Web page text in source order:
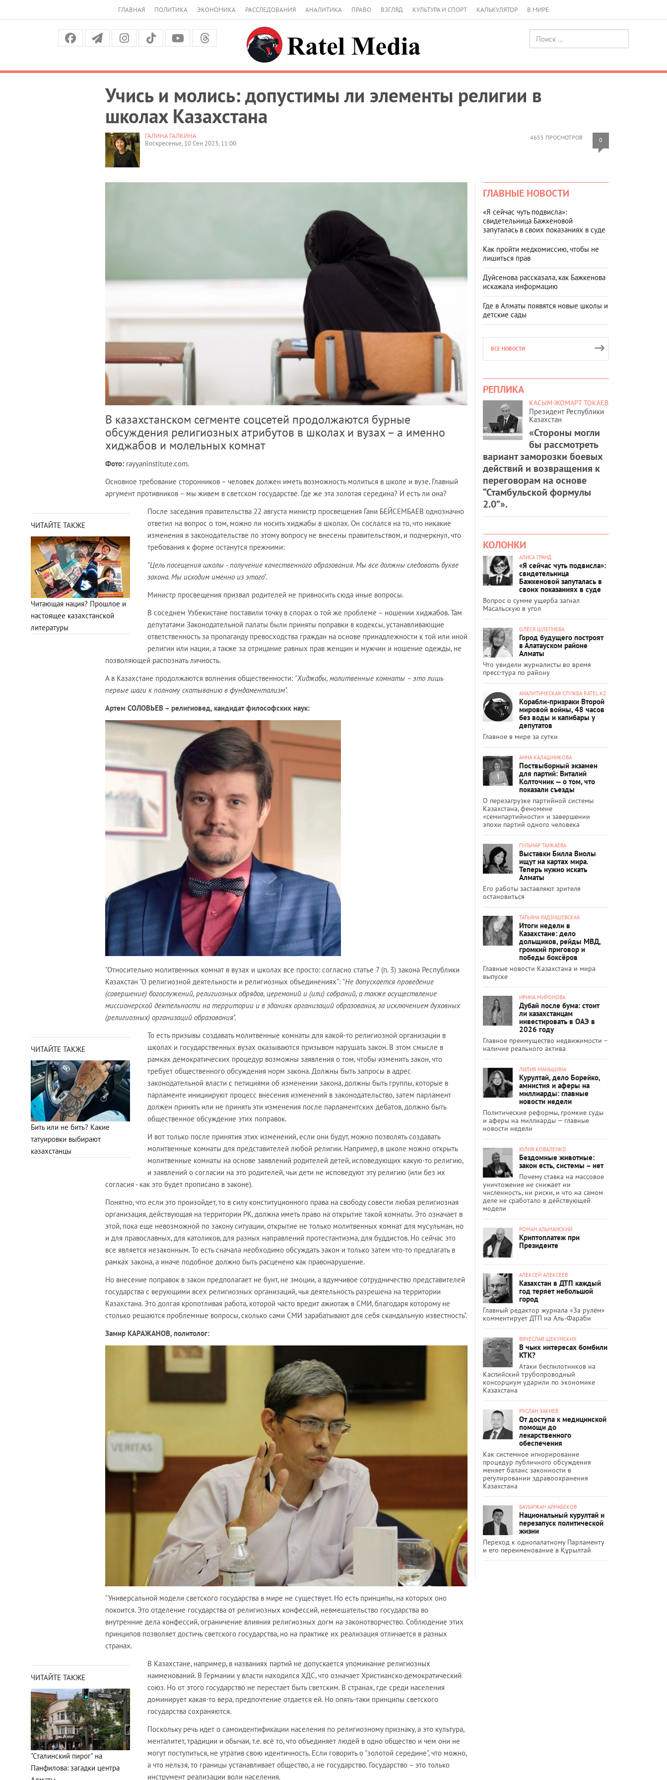
ГЛАВНАЯ ПОЛИТИКА ЭКОНОМИКА РАССЛЕДОВАНИЯ АНАЛИТИКА ПРАВО ВЗГЛЯД КУЛЬТУРА И СПОРТ КАЛЬКУЛЯТОР В МИРЕ
Учись и молись: допустимы ли элементы религии в
школах Казахстана
4655 ПРОСМОТРОВ 0
ГАЛИНА ГАЛКИНА
Воскресенье, 10 Сен 2023, 11:00
В казахстанском сегменте соцсетей продолжаются бурные
обсуждения религиозных атрибутов в школах и вузах – а именно
хиджабов и молельных комнат
Фото: rayyaninstitute.com.
Основное требование сторонников – человек должен иметь возможность молиться в школе и вузе. Главный
аргумент противников – мы живем в светском государстве. Где же эта золотая середина? И есть ли она?
ЧИТАЙТЕ ТАКЖЕ
Читающая нация? Прошлое и
настоящее казахстанской
литературы
После заседания правительства 22 августа министр просвещения Гани БЕЙСЕМБАЕВ однозначно
ответил на вопрос о том, можно ли носить хиджабы в школах. Он сослался на то, что никакие
изменения в законодательстве по этому вопросу не внесены правительством, и подчеркнул, что
требования к форме останутся прежними:
"Цель посещения школы - получение качественного образования. Мы все должны следовать букве
закона. Мы исходим именно из этого".
Министр просвещения призвал родителей не привносить сюда иные вопросы.
В соседнем Узбекистане поставили точку в спорах о той же проблеме – ношении хиджабов. Там
депутатами Законодательной палаты были приняты поправки в кодексы, устанавливающие
ответственность за пропаганду превосходства граждан на основе принадлежности к той или иной
религии или нации, а также за отрицание равных прав женщин и мужчин и ношение одежды, не
позволяющей распознать личность.
А в Казахстане продолжаются волнения общественности: "Хиджабы, молитвенные комнаты – это лишь
первые шаги к полному скатыванию в фундаментализм".
Артем СОЛОВЬЕВ – религиовед, кандидат философских наук:
"Относительно молитвенных комнат в вузах и школах все просто: согласно статье 7 (п. 3) закона Республики
Казахстан "О религиозной деятельности и религиозных объединениях": "Не допускается проведение
(совершение) богослужений, религиозных обрядов, церемоний и (или) собраний, а также осуществление
миссионерской деятельности на территории и в зданиях организаций образования, за исключением духовных
(религиозных) организаций образования".
ЧИТАЙТЕ ТАКЖЕ
Бить или не бить? Какие
татуировки выбирают
казахстанцы
То есть призывы создавать молитвенные комнаты для какой-то религиозной организации в
школах и государственных вузах оказываются призывом нарушать закон. В этом смысле в
рамках демократических процедур возможны заявления о том, чтобы изменить закон, что
требует общественного обсуждения норм закона. Должны быть запросы в адрес
законодательной власти с петициями об изменении закона, должны быть группы, которые в
парламенте инициируют процесс внесения изменений в законодательство, затем парламент
должен принять или не принять эти изменения после парламентских дебатов, должно быть
общественное обсуждение этих поправок.
И вот только после принятия этих изменений, если они будут, можно позволять создавать
молитвенные комнаты для представителей любой религии. Например, в школе можно открыть
молитвенные комнаты на основе заявлений родителей детей, исповедующих какую-то религию,
и заявлений о согласии на это родителей, чьи дети не исповедуют эту религию (или без их
согласия - как это будет прописано в законе).
Понятно, что если это произойдет, то в силу конституционного права на свободу совести любая религиозная
организация, действующая на территории РК, должна иметь право на открытие такой комнаты. Это означает в
этой, пока еще невозможной по закону ситуации, открытие не только молитвенных комнат для мусульман, но
и для православных, для католиков, для разных направлений протестантизма, для буддистов. Но сейчас это
все является незаконным. То есть сначала необходимо обсуждать закон и только затем что-то предлагать в
рамках закона, а иначе подобное должно быть расценено как правонарушение.
Но внесение поправок в закон предполагает не бунт, не эмоции, а вдумчивое сотрудничество представителей
государства с верующими всех религиозных организаций, чья деятельность разрешена на территории
Казахстана. Это долгая кропотливая работа, которой часто вредит ажиотаж в СМИ, благодаря которому не
столько решаются проблемные вопросы, сколько сами СМИ зарабатывают для себя скандальную известность".
Замир КАРАЖАНОВ, политолог:
"Универсальной модели светского государства в мире не существует. Но есть принципы, на которых оно
покоится. Это отделение государства от религиозных конфессий, невмешательство государства во
внутренние дела конфессий, ограничение влияния религиозных догм на законотворчество. Соблюдение этих
принципов позволяет достичь светского государства, но на практике их реализация отличается в разных
странах.
ЧИТАЙТЕ ТАКЖЕ
"Сталинский пирог" на
Панфилова: загадки центра
В Казахстане, например, в названиях партий не допускается упоминание религиозных
наименований. В Германии у власти находился ХДС, что означает Христианско-демократический
союз. Но от этого государство не перестает быть светским. В странах, где среди населения
доминирует какая-то вера, предпочтение отдается ей. Но опять-таки принципы светского
государства сохраняются.
Поскольку речь идет о самоидентификации населения по религиозному признаку, а это культура,
менталитет, традиции и обычаи, т.е. всё то, что объединяет людей в одно общество и чем они не
могут поступиться, не утратив свою идентичность. Если говорить о "золотой середине", что можно,
а что нельзя, то границы устанавливает общество, а не государство. Государство – это только
инструмент реализации воли населения.
ГЛАВНЫЕ НОВОСТИ
«Я сейчас чуть подвисла»:
свидетельница Бажкеновой
запуталась в своих показаниях в суде
Как пройти медкомиссию, чтобы не
лишиться прав
Дуйсенова рассказала, как Бажкенова
искажала информацию
Где в Алматы появятся новые школы и
детские сады
ВСЕ НОВОСТИ
РЕПЛИКА
КАСЫМ-ЖОМАРТ ТОКАЕВ
Президент Республики
Казахстан
«Стороны могли
бы рассмотреть
вариант заморозки боевых
действий и возвращения к
переговорам на основе
“Стамбульской формулы
2.0”».
КОЛОНКИ
АЛИСА ГРАНД
«Я сейчас чуть подвисла»:
свидетельница
Бажкеновой запуталась в
своих показаниях в суде
Вопрос о сумме ущерба загнал
Масальскую в угол
ОЛЕСЯ ШЛЕПНЕВА
Город будущего построят
в Алатауском районе
Алматы
Что увидели журналисты во время
пресс-тура по району
АНАЛИТИЧЕСКАЯ СЛУЖБА RATEL.KZ
Корабли-призраки Второй
мировой войны, 48 часов
без воды и капибары у
депутатов
Главное в мире за сутки
АННА КАЛАШНИКОВА
Поствыборный экзамен
для партий: Виталий
Колточник — о том, что
показали съезды
О перезагрузке партийной системы
Казахстана, феномене
«семипартийности» и завершении
эпохи партий одного человека
ГУЛЬНАР ТАНКАЕВА
Выставки Билла Виолы
ищут на картах мира.
Теперь нужно искать
Алматы
Его работы заставляют зрителя
остановиться
ТАТЬЯНА РАДЗИШЕВСКАЯ
Итоги недели в
Казахстане: дело
дольщиков, рейды МВД,
громкий приговор и
победы боксёров
Главные новости Казахстана и мира
выпуске
ИРИНА МИРОНОВА
Дубай после бума: стоит
ли казахстанцам
инвестировать в ОАЭ в
2026 году
Главное преимущество недвижимости –
наличие реального актива
ЛИЛИЯ МАНЬШИНА
Курултай, дело Борейко,
амнистия и аферы на
миллиарды: главные
новости недели
Политические реформы, громкие суды
и аферы на миллиарды — главные
новости недели
ЮЛИЯ КОВАЛЕНКО
Бездомные животные:
закон есть, системы – нет
Почему ставка на массовое
уничтожение не снижает ни
численность, ни риски, и что на самом
деле не сработало в действующей
модели
РОМАН АЛЬМАНСКИЙ
Криптоплатеж при
Президенте
АЛЕКСЕЙ АЛЕКСЕЕВ
Казахстан в ДТП каждый
год теряет небольшой
город
Главный редактор журнала «За рулём»
комментирует ДТП на Аль-Фараби
ВЯЧЕСЛАВ ЩЕКУНСКИХ
В чьих интересах бомбили
КТК?
Атаки беспилотников на
Каспийский трубопроводный
консорциум ударили по экономике
Казахстана
РУСЛАН ЗАКИЕВ
От доступа к медицинской
помощи до
лекарственного
обеспечения
Как системное игнорирование
процедур публичного обсуждения
меняет баланс законности в
регулировании здравоохранения
Казахстана
БАУЫРЖАН АЙНАБЕКОВ
Национальный курултай и
перезапуск политической
жизни
Переход к однопалатному Парламенту
и его переименование в Құрылтай